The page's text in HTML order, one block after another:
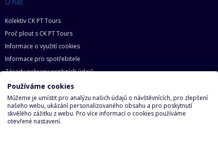
Kolektiv CK PT Tours
Proč plout s CK PT Tours
Informace o využití cookies
Informace pro spotřebitele
Zásady ochrany osobních údajů
Základní práva zákazníka
Mapa webu
O lodích
Používáme cookies
Můžeme je umístit pro analýzu našich údajů o návštěvnících, pro zlepšení
našeho webu, ukázání personalizovaného obsahu a pro poskytnutí
skvělého zážitku z webu. Pro více informací o cookies používáme
otevřené nastavení.